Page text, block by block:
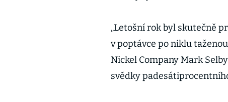
„Letošní rok byl skutečně
v poptávce po niklu
Nickel Company Mark
svědky